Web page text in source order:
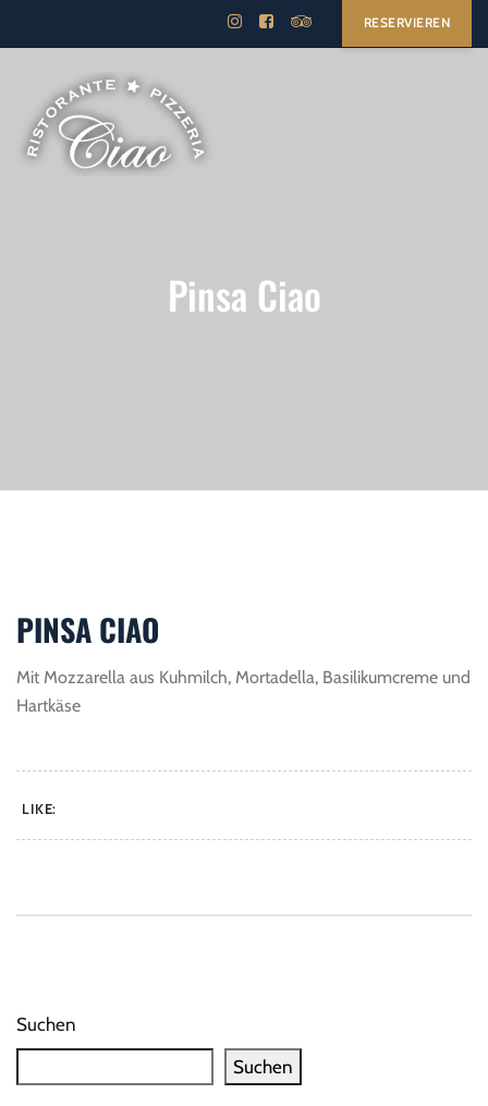
RESERVIEREN
Pinsa Ciao
PINSA CIAO
Mit Mozzarella aus Kuhmilch, Mortadella, Basilikumcreme und
Hartkäse
LIKE:
Suchen
Suchen